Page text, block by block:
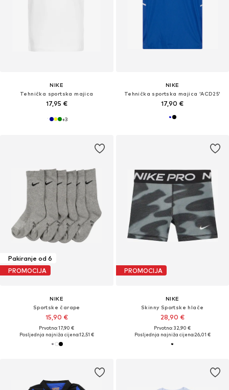
NIKE
Tehnička sportska majica
17,95 €
+3
NIKE
Tehnička sportska majica 'ACD25'
17,90 €
Pakiranje od 6
PROMOCIJA
NIKE
Sportske čarape
15,90 €
Prvotno: 17,90 €
Posljednja najniža cijena:12,51 €
PROMOCIJA
NIKE
Skinny Sportske hlače
28,90 €
Prvotno: 32,90 €
Posljednja najniža cijena:26,01 €